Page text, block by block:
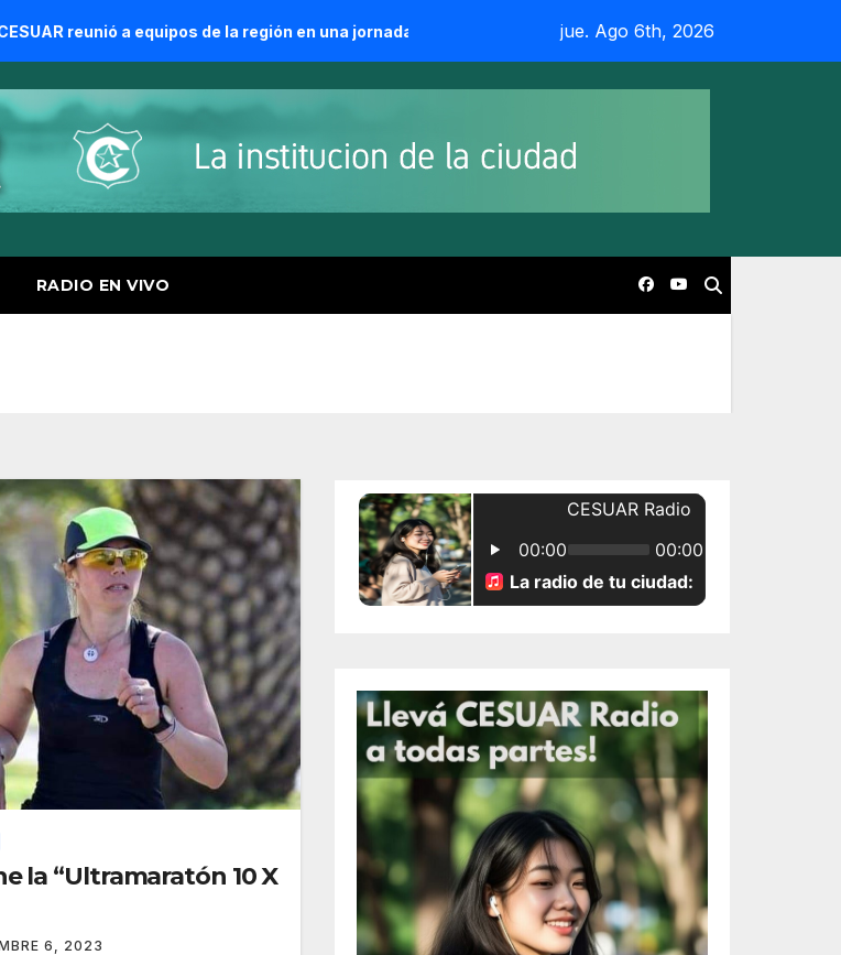
a equipos de la región en una jornada de newcom y camaradería CESUAR celebró sus 55 años
jue. Ago 6th, 2026
RADIO EN VIVO
la “Ultramaratón 10 X
6, 2023